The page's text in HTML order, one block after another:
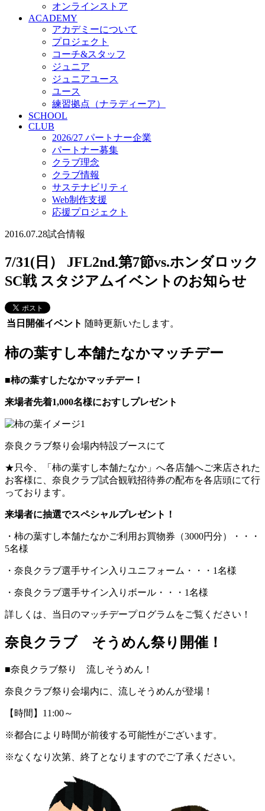
応援プロジェクト
オンラインストア
ACADEMY
アカデミーについて
プロジェクト
コーチ&スタッフ
ジュニア
ジュニアユース
ユース
練習拠点（ナラディーア）
SCHOOL
CLUB
2026/27 パートナー企業
パートナー募集
クラブ理念
クラブ情報
サステナビリティ
Web制作支援
応援プロジェクト
2016.07.28試合情報
7/31(日） JFL2nd.第7節vs.ホンダロック
SC戦 スタジアムイベントのお知らせ
当日開催イベント 随時更新いたします。
柿の葉すし本舗たなかマッチデー
■柿の葉すしたなかマッチデー！
来場者先着1,000名様におすしプレゼント
奈良クラブ祭り会場内特設ブースにて
★只今、「柿の葉すし本舗たなか」へ各店舗へご来店された
お客様に、奈良クラブ試合観戦招待券の配布を各店頭にて行
っております。
来場者に抽選でスペシャルプレゼント！
・柿の葉すし本舗たなかご利用お買物券（3000円分）・・・
5名様
・奈良クラブ選手サイン入りユニフォーム・・・1名様
・奈良クラブ選手サイン入りボール・・・1名様
詳しくは、当日のマッチデープログラムをご覧ください！
奈良クラブ そうめん祭り開催！
■奈良クラブ祭り 流しそうめん！
奈良クラブ祭り会場内に、流しそうめんが登場！
【時間】11:00～
※都合により時間が前後する可能性がございます。
※なくなり次第、終了となりますのでご了承ください。